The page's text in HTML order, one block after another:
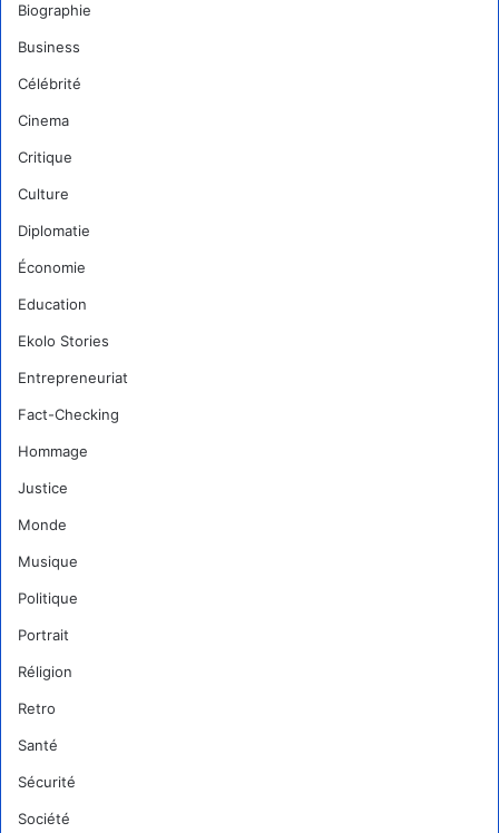
Biographie
Business
Célébrité
Cinema
Critique
Culture
Diplomatie
Économie
Education
Ekolo Stories
Entrepreneuriat
Fact-Checking
Hommage
Justice
Monde
Musique
Politique
Portrait
Réligion
Retro
Santé
Sécurité
Société